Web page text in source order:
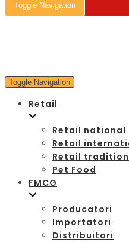
Toggle Navigation
Toggle Navigation
Retail
Retail national
Retail
Retail
Pet Food
FMCG
Producatori
Importatori
Distribuitori